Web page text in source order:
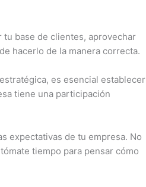
tu base de clientes, aprovechar
hacerlo de la manera correcta.
es esencial establecer
tiene una participación
expectativas de tu empresa. No
tiempo para pensar cómo